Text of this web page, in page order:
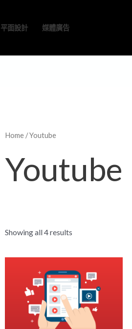
平面設計 媒體廣告
Home/ Youtube
Youtube
Showing all 4 results